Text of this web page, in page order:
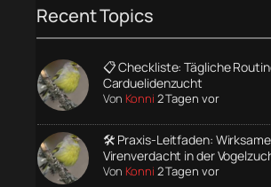
Recent Topics
📋 Checkliste: Tägliche
Carduelidenzucht
Von Konni 2 Tagen vor
🛠️ Praxis-Leitfaden:
Virenverdacht in der
Von Konni 2 Tagen vor